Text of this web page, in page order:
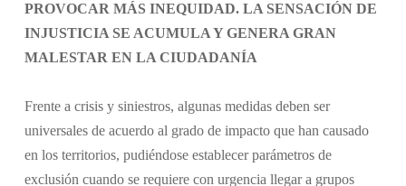
PROVOCAR MÁS INEQUIDAD. LA SENSACIÓN DE
INJUSTICIA SE ACUMULA Y GENERA GRAN
MALESTAR EN LA CIUDADANÍA
Frente a crisis y siniestros, algunas medidas deben ser
universales de acuerdo al grado de impacto que han causado
en los territorios, pudiéndose establecer parámetros de
exclusión cuando se requiere con urgencia llegar a grupos